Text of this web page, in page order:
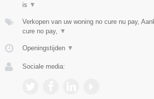
is ▼
Verkopen van uw woning no cure nu pay,
cure no pay, ▼
Openingstijden ▼
Sociale media: